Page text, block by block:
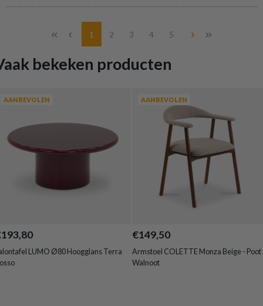
Pagina
1 Pagina
2 Pagina
3 Pagina
4 Pagina
5
bekeken producten
AANBEVOLEN
LUMO Ø80 Hoogglans Terra
AANBEVOLEN
€149,50
Armstoel COLETTE Monza Beige - Poot
Walnoot